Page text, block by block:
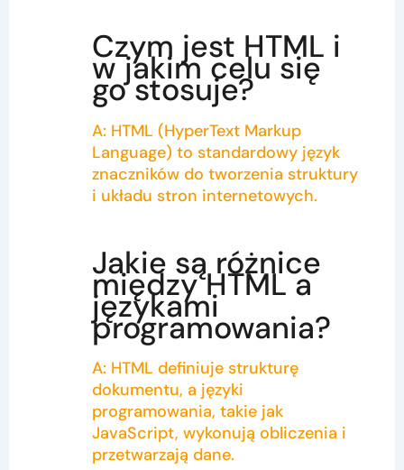
Czym jest HTML i
w jakim celu się
go stosuje?
A: HTML (HyperText Markup
Language) to standardowy język
znaczników do tworzenia struktury
i układu stron internetowych.
Jakie są różnice
między HTML a
językami
programowania?
A: HTML definiuje strukturę
dokumentu, a języki
programowania, takie jak
JavaScript, wykonują obliczenia i
przetwarzają dane.